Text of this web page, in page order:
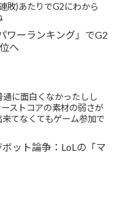
敗)あたりでG2にわから
ワーランキング」でG2
へ
に面白くなかったしし
ストコアの素材の弱さが
てなくてもゲーム参加で
ット論争：LoLの「マ